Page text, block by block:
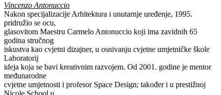
Vincenzo Antonuccio
Nakon specijalizacije Arhitektura i unutarnje uređenje, 1995.
pridružio se ocu,
glasovitom Maestru Carmelo Antonuccio koji ima zavidnih 65
godina stručnog
iskustva kao cvjetni dizajner, u osnivanju cvjetne umjetničke škole
Laboratorij
ideja koja se bavi kreativnim razvojem. Od 2001. godine je mentor
međunarodne
cvjetne umjetnosti i profesor Space Design; također i u prestižnoj
Nicole School u